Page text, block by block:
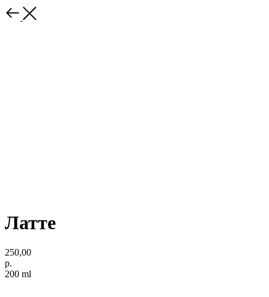
Латте
250,00
р.
200 ml